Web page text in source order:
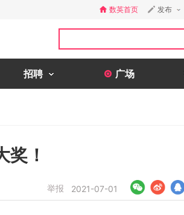
数英首页 发布
招聘 广场
！
举报 2021-07-01